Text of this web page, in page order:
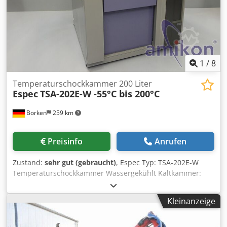
Betriebsdruck: 4-6bar, Luftverbrauch: 50Nl/min,
Einlauf-/Auslaufhöhe: 1305mm, Bildschirm-/Bedienhöhe:
1070mm, Länge: 2890mm, Breite: 1000mm, Höhe:
2525mm, Gewicht: 1,3t. Mit Auswurf der kontaminierten
Gebinde und Transportband, war bis 2024 im Einsatz. Eine
Besichtigung vor Ort ist möglich. Dsdpfx Aszhw S Rjb Tsck
1 /8
Borken 259 km
Temperaturschockkammer 200 Liter
EspecTSA-202E-W -55°C bis 200°C
Preisinfo Anrufen
Zustand: sehr gut (gebraucht), Espec Typ: TSA-202E-W
Temperaturschockkammer Wassergekühlt Kaltkammer:
-55°C bis 0°C Wärmekammer: +50°C bis 200°C System:
Zwei Zonen Test durch Klappenschaltung
Temperaturschwankung ±0,5°C Heißkammer: Temperatur
Aufheizzeit: Umgebungstemp. (20°C) auf +200°C innerhalb
Kleinanzeige